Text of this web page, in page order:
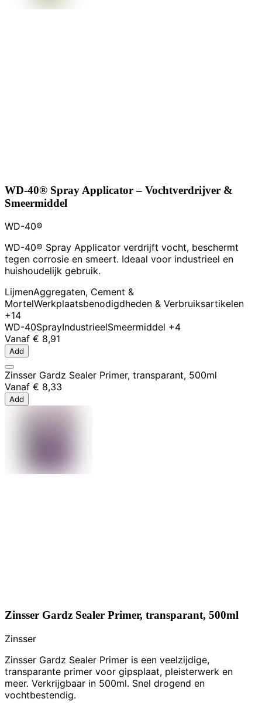
WD-40® Spray Applicator – Vochtverdrijver &
Smeermiddel
WD-40®
WD-40® Spray Applicator verdrijft vocht, beschermt
tegen corrosie en smeert. Ideaal voor industrieel en
huishoudelijk gebruik.
LijmenAggregaten, Cement &
MortelWerkplaatsbenodigdheden & Verbruiksartikelen
+14
WD-40SprayIndustrieelSmeermiddel +4
Vanaf € 8,91
Add
Zinsser Gardz Sealer Primer, transparant, 500ml
Vanaf € 8,33
Add
Zinsser Gardz Sealer Primer, transparant, 500ml
Zinsser
Zinsser Gardz Sealer Primer is een veelzijdige,
transparante primer voor gipsplaat, pleisterwerk en
meer. Verkrijgbaar in 500ml. Snel drogend en
vochtbestendig.